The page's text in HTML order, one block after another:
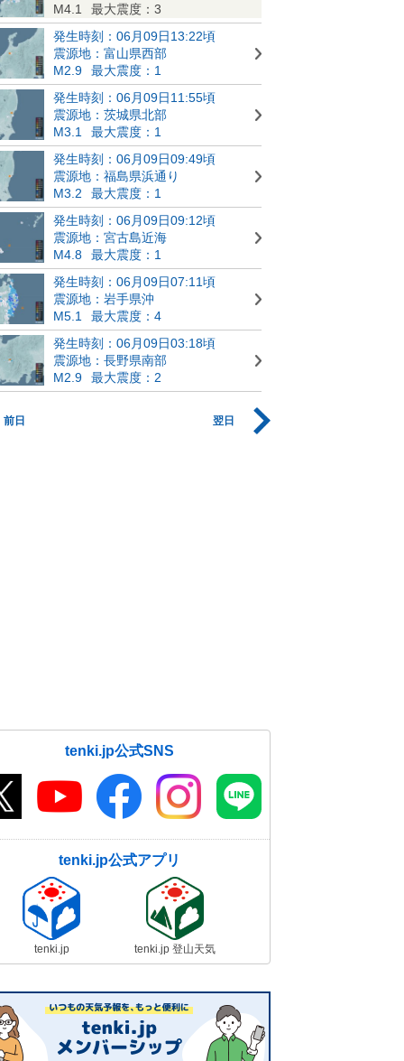
M4.1
最大震度：3
発生時刻：06月09日13:22頃
震源地：富山県西部
M2.9
最大震度：1
発生時刻：06月09日11:55頃
震源地：茨城県北部
M3.1
最大震度：1
発生時刻：06月09日09:49頃
震源地：福島県浜通り
M3.2
最大震度：1
発生時刻：06月09日09:12頃
震源地：宮古島近海
M4.8
最大震度：1
発生時刻：06月09日07:11頃
震源地：岩手県沖
M5.1
最大震度：4
発生時刻：06月09日03:18頃
震源地：長野県南部
M2.9
最大震度：2
前日 翌日
tenki.jp公式SNS
tenki.jp公式アプリ
tenki.jp tenki.jp 登山天気